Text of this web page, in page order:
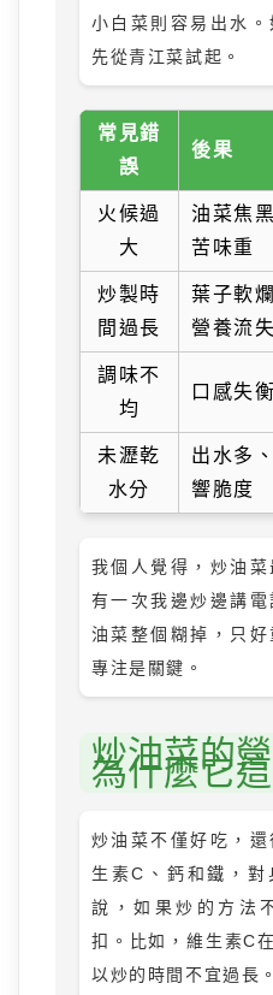
小白菜則容易出水
先從青江菜試起。
常見錯
誤
後果
火候過
大
油菜焦黑
苦味重
炒製時
間過長
葉子軟爛
營養流失
調味不
均
口感失衡
未瀝乾
水分
出水多
響脆度
我個人覺得，炒油菜
有一次我邊炒邊講電
油菜整個糊掉，只好
專注是關鍵。
炒油菜的
為什麼它
炒油菜不僅好吃，
生素C、鈣和鐵，
說，如果炒的方法
扣。比如，維生素C
以炒的時間不宜過長。